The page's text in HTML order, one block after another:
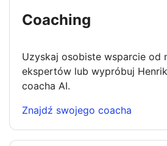
Coaching
Uzyskaj osobiste wsparcie od
ekspertów lub wypróbuj
coacha AI.
Znajdź swojego coacha